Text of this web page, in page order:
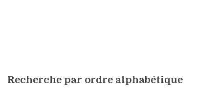
Recherche par ordre alphabétique